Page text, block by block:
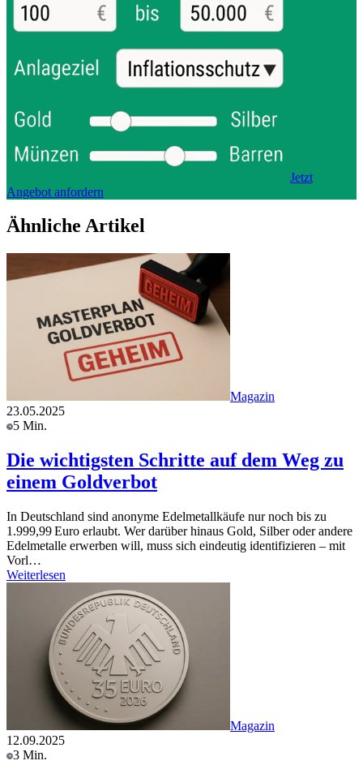
Jetzt
Angebot anfordern
Ähnliche Artikel
Magazin
23.05.2025
5 Min.
Die wichtigsten Schritte auf dem Weg zu
einem Goldverbot
In Deutschland sind anonyme Edelmetallkäufe nur noch bis zu
1.999,99 Euro erlaubt. Wer darüber hinaus Gold, Silber oder andere
Edelmetalle erwerben will, muss sich eindeutig identifizieren – mit
Vorl…
Weiterlesen
Magazin
12.09.2025
3 Min.